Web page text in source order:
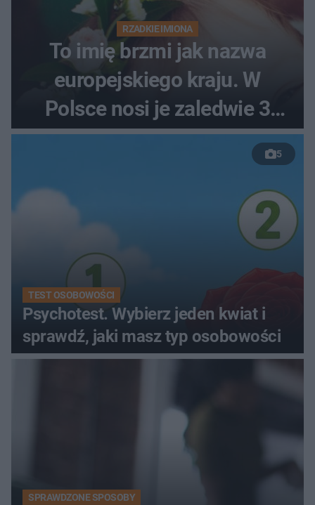
RZADKIE IMIONA
To imię brzmi jak nazwa
europejskiego kraju. W
Polsce nosi je zaledwie 3
kobiety
5
TEST OSOBOWOŚCI
Psychotest. Wybierz jeden kwiat i
sprawdź, jaki masz typ osobowości
SPRAWDZONE SPOSOBY